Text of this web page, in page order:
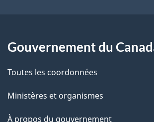
Gouvernement du
Toutes les coordonnées
Ministères et organismes
À propos du gouvernement